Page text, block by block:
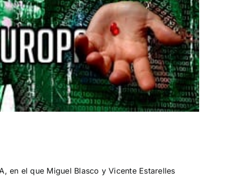
en el que Miguel Blasco y Vicente Estarelles